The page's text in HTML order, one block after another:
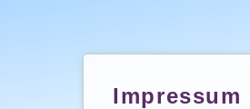
Impressum